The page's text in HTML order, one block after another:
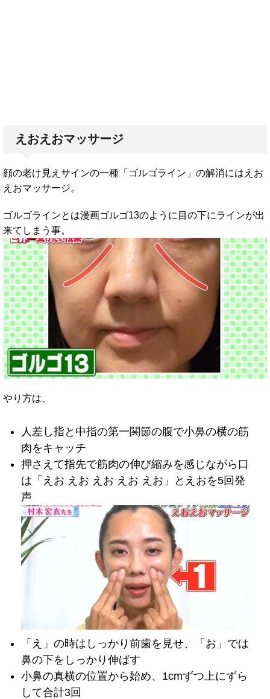
えおえおマッサージ
顔の老け見えサインの一種「ゴルゴライン」の解消にはえお
えおマッサージ。
ゴルゴラインとは漫画ゴルゴ13のように目の下にラインが出
来てしまう事。
やり方は、
人差し指と中指の第一関節の腹で小鼻の横の筋
肉をキャッチ
押さえて指先で筋肉の伸び縮みを感じながら口
は「えお えお えお えお えお」とえおを5回発
声
「え」の時はしっかり前歯を見せ、「お」では
鼻の下をしっかり伸ばす
小鼻の真横の位置から始め、1cmずつ上にずら
して合計3回